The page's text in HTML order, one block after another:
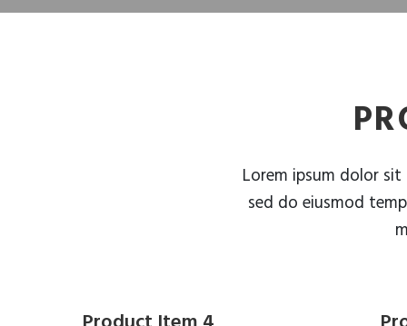
Lorem ipsum dolor
sed do eiusmod